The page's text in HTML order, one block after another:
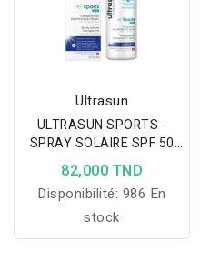
Ultrasun
ULTRASUN SPORTS -
SPRAY SOLAIRE SPF 50
150 ML
82,000 TND
Disponibilité: 986 En
stock